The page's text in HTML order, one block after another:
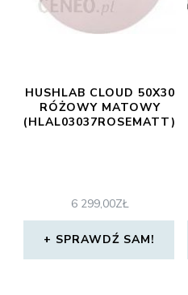
HUSHLAB CLOUD 50X30
RÓŻOWY MATOWY
(HLAL03037ROSEMATT)
6 299,00ZŁ
SPRAWDŹ SAM!